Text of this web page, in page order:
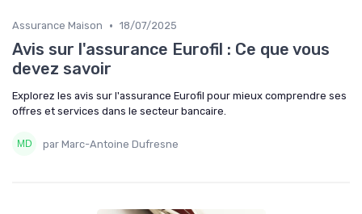
Assurance Maison • 18/07/2025
Avis sur l'assurance Eurofil : Ce que vous
devez savoir
Explorez les avis sur l'assurance Eurofil pour mieux comprendre ses
offres et services dans le secteur bancaire.
par Marc-Antoine Dufresne